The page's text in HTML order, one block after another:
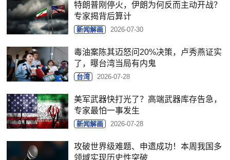
特朗普刚停火，伊朗为何反而主动开战？
专家揭背后算计
新闻解画 2026-07-30
毒油案陈其迈怒问20%决策，卢秀燕证实
了，曝台湾当局有内鬼
台湾 2026-07-28
美军武器快打光了？高端武器库存告急，
专家最怕一事发生
新闻解画 2026-07-28
攻破世界级难题、申遗成功！本周我国多
领域实现历史性突破